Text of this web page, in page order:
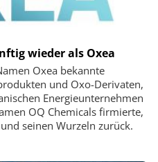
wieder als Oxea
Oxea bekannte
und Oxo-Derivaten,
Energieunternehmen
OQ Chemicals firmierte,
seinen Wurzeln zurück.